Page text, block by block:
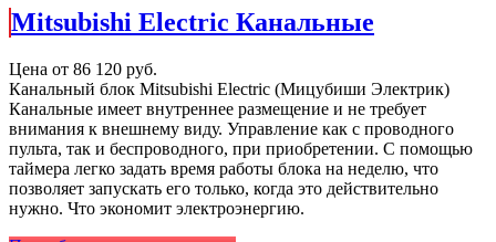
Mitsubishi Electric Канальные
Цена от 86 120 руб.
Канальный блок Mitsubishi Electric (Мицубиши Электрик)
Канальные имеет внутреннее размещение и не требует
внимания к внешнему виду. Управление как с проводного
пульта, так и беспроводного, при приобретении. С помощью
таймера легко задать время работы блока на неделю, что
позволяет запускать его только, когда это действительно
нужно. Что экономит электроэнергию.